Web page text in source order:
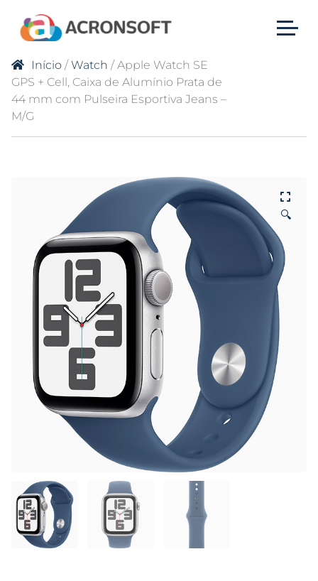
Início /Watch / Apple Watch SE
GPS + Cell, Caixa de Alumínio Prata de
44 mm com Pulseira Esportiva Jeans –
M/G
🔍